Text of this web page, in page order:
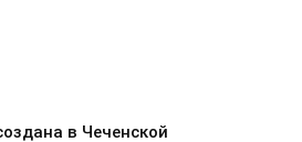
в Чеченской